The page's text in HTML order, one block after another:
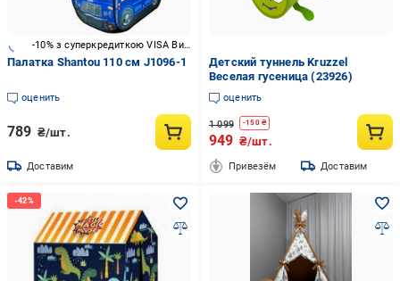
-10% з суперкредиткою VISA Вигода
Палатка Shantou 110 см J1096-1
оценить
789 ₴/шт.
Доставим
Детский туннель Kruzzel
Веселая гусеница (23926)
оценить
1 099 -150₴
949 ₴/шт.
Привезём Доставим